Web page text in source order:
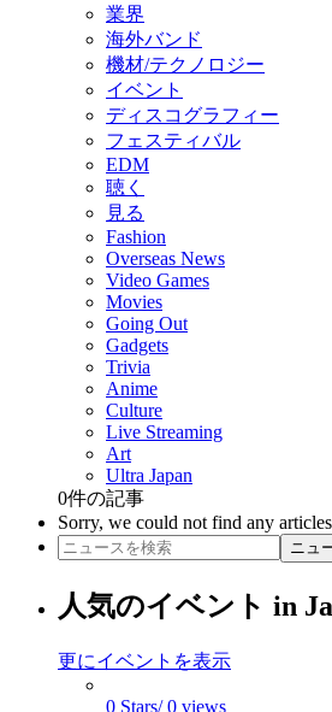
業界
海外バンド
機材/テクノロジー
イベント
ディスコグラフィー
フェスティバル
EDM
聴く
見る
Fashion
Overseas News
Video Games
Movies
Going Out
Gadgets
Trivia
Anime
Culture
Live Streaming
Art
Ultra Japan
0件の記事
Sorry, we could not find any
ニュ
人気のイベント in
更にイベントを表示
0 Stars/ 0 views